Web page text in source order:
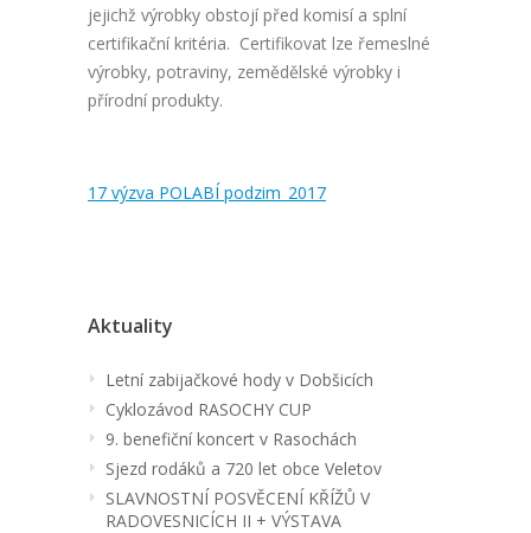
jejichž výrobky obstojí před komisí a splní
certifikační kritéria. Certifikovat lze řemeslné
výrobky, potraviny, zemědělské výrobky i
přírodní produkty.
17 výzva POLABÍ podzim_2017
Aktuality
Letní zabijačkové hody v Dobšicích
Cyklozávod RASOCHY CUP
9. benefiční koncert v Rasochách
Sjezd rodáků a 720 let obce Veletov
SLAVNOSTNÍ POSVĚCENÍ KŘÍŽŮ V
RADOVESNICÍCH II + VÝSTAVA